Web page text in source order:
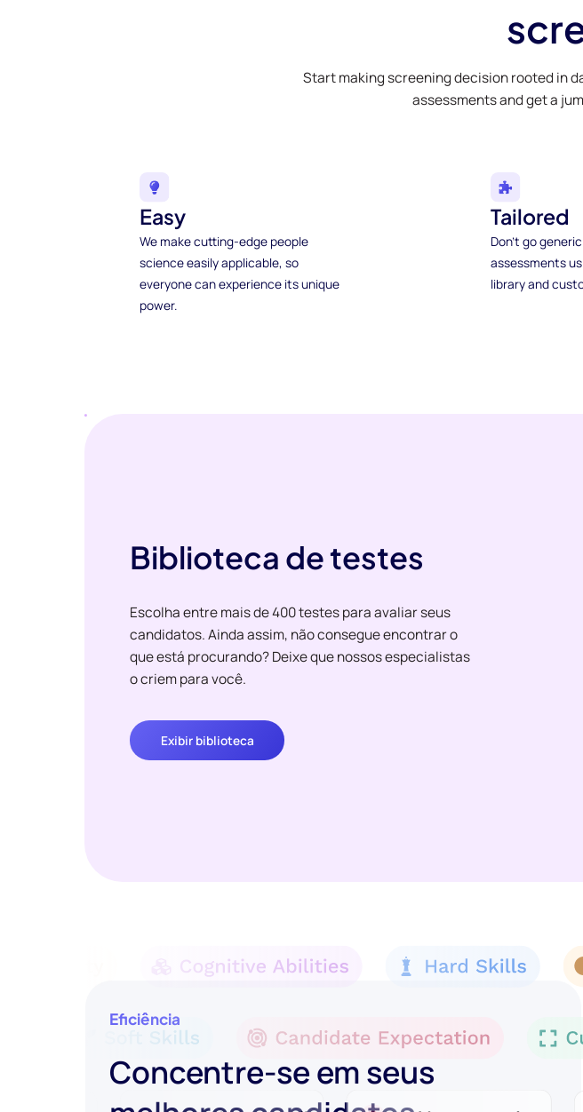
Start making screening decision rooted in
assessments and get a
Easy
We make cutting-edge people
science easily applicable, so
everyone can experience its unique
power.
Tailored
Don't go
assessments
library and
Biblioteca de testes
Escolha entre mais de 400 testes para avaliar seus
candidatos. Ainda assim, não consegue encontrar o
que está procurando? Deixe que nossos especialistas
o criem para você.
Exibir biblioteca
Eficiência
Concentre-se em seus